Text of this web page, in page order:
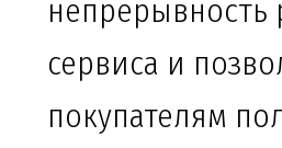
непрерывность
сервиса и
покупателям